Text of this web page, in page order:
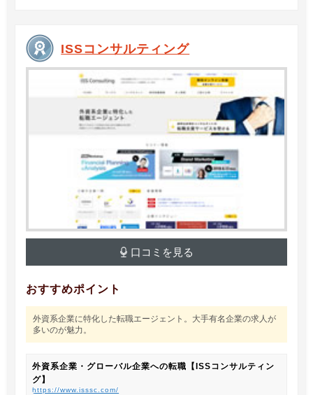
ISSコンサルティング
口コミを見る
おすすめポイント
外資系企業に特化した転職エージェント。大手有名企業の求人が
多いのが魅力。
外資系企業・グローバル企業への転職【ISSコンサルティン
グ】
https://www.isssc.com/